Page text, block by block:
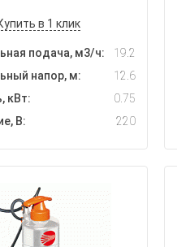
в 1 клик
подача, м3/ч:
19.2
напор, м:
12.6
кВт:
0.75
В:
220